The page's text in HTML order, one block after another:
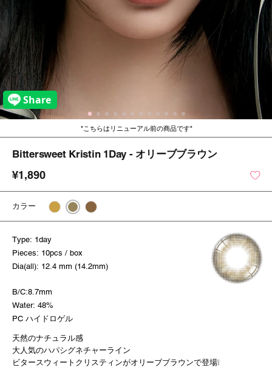
こちらはリニューアル前の商品です
Bittersweet Kristin 1Day - オリーブブラウン
¥1,890
カラー
Type: 1day
Pieces: 10pcs / box
Dia(all): 12.4 mm (14.2mm)
B/C:8.7mm
Water: 48%
PC ハイドロゲル
天然のナチュラル感
大人気のハパシグネチャーライン
ビタースウィートクリスティンがオリーブブラウンで登場❕